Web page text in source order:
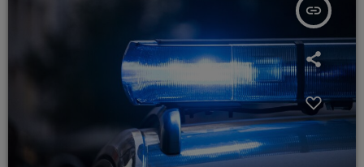
insert_link